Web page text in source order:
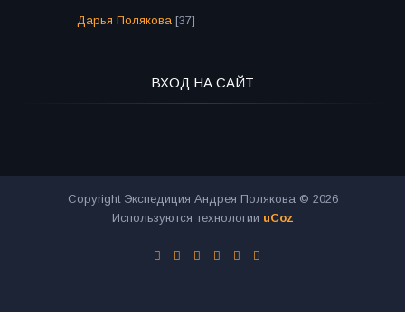
Дарья Полякова [37]
ВХОД НА САЙТ
Copyright Экспедиция Андрея Полякова © 2026
Используются технологии uCoz